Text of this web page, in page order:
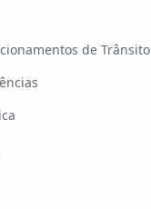
de Trânsito